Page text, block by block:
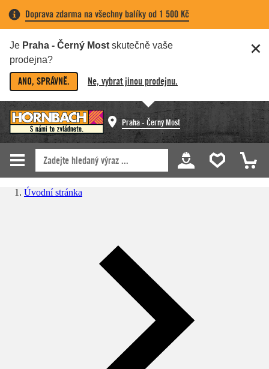
Doprava zdarma na všechny balíky od 1 500 Kč
Je Praha - Černý Most skutečně vaše
prodejna?
ANO, SPRÁVNĚ. Ne, vybrat jinou prodejnu.
Praha - Černý Most
Úvodní stránka